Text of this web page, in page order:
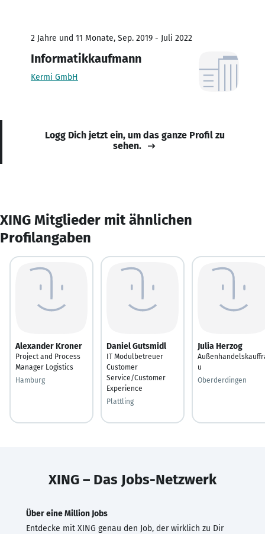
2 Jahre und 11 Monate, Sep. 2019 - Juli 2022
Informatikkaufmann
Kermi GmbH
Logg Dich jetzt ein, um das ganze Profil zu
sehen.
XING Mitglieder mit ähnlichen
Profilangaben
Alexander Kroner
Project and Process
Manager Logistics
Hamburg
Daniel Gutsmidl
IT Modulbetreuer
Customer
Service/Customer
Experience
Plattling
Julia Herzog
u
Oberderdingen
XING – Das Jobs-Netzwerk
Über eine Million Jobs
Entdecke mit XING genau den Job, der wirklich zu Dir